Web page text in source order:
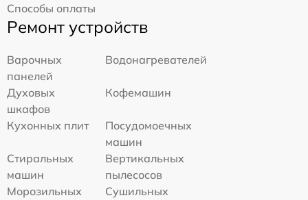
Способы оплаты
Ремонт устройств
Варочных
панелей
Водонагревателей
Духовых
шкафов
Кофемашин
Кухонных плит
Посудомоечных
машин
Стиральных
машин
Вертикальных
пылесосов
Морозильных
Сушильных